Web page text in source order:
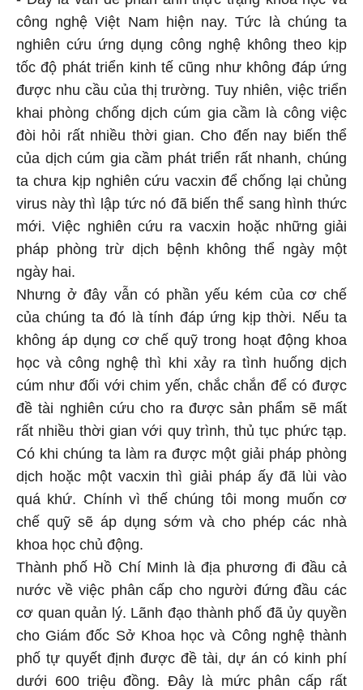
công nghệ Việt Nam hiện nay. Tức là chúng ta
nghiên cứu ứng dụng công nghệ không theo kịp
tốc độ phát triển kinh tế cũng như không đáp ứng
được nhu cầu của thị trường. Tuy nhiên, việc triển
khai phòng chống dịch cúm gia cầm là công việc
đòi hỏi rất nhiều thời gian. Cho đến nay biến thể
của dịch cúm gia cầm phát triển rất nhanh, chúng
ta chưa kịp nghiên cứu vacxin để chống lại chủng
virus này thì lập tức nó đã biến thể sang hình thức
mới. Việc nghiên cứu ra vacxin hoặc những giải
pháp phòng trừ dịch bệnh không thể ngày một
ngày hai.
Nhưng ở đây vẫn có phần yếu kém của cơ chế
của chúng ta đó là tính đáp ứng kịp thời. Nếu ta
không áp dụng cơ chế quỹ trong hoạt động khoa
học và công nghệ thì khi xảy ra tình huống dịch
cúm như đối với chim yến, chắc chắn để có được
đề tài nghiên cứu cho ra được sản phẩm sẽ mất
rất nhiều thời gian với quy trình, thủ tục phức tạp.
Có khi chúng ta làm ra được một giải pháp phòng
dịch hoặc một vacxin thì giải pháp ấy đã lùi vào
quá khứ. Chính vì thế chúng tôi mong muốn cơ
chế quỹ sẽ áp dụng sớm và cho phép các nhà
khoa học chủ động.
Thành phố Hồ Chí Minh là địa phương đi đầu cả
nước về việc phân cấp cho người đứng đầu các
cơ quan quản lý. Lãnh đạo thành phố đã ủy quyền
cho Giám đốc Sở Khoa học và Công nghệ thành
phố tự quyết định được đề tài, dự án có kinh phí
dưới 600 triệu đồng. Đây là mức phân cấp rất